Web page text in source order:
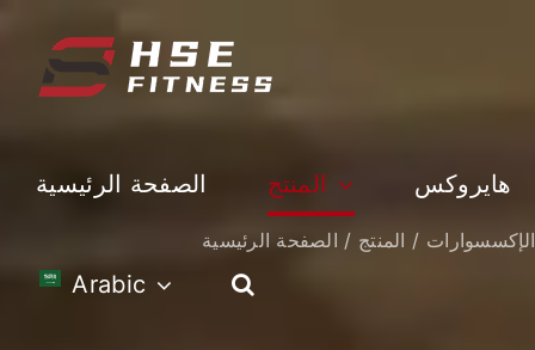
المحتوى
الصفحة الرئيسية المنتج هايروكس
Arabic
الصفحة الرئيسية المنتج الإكسسوارات